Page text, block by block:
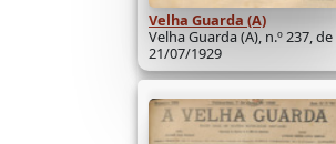
Velha Guarda (A)
Velha Guarda (A), n.º 237, de
21/07/1929